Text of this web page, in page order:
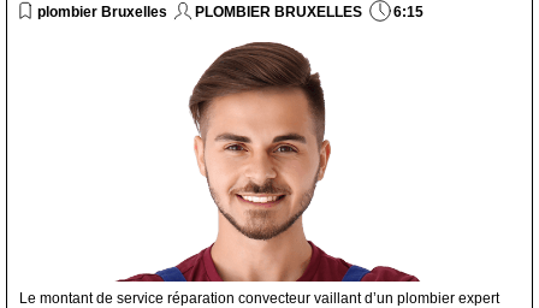
plombier Bruxelles PLOMBIER BRUXELLES 6:15
Le montant de service réparation convecteur vaillant d’un plombier expert